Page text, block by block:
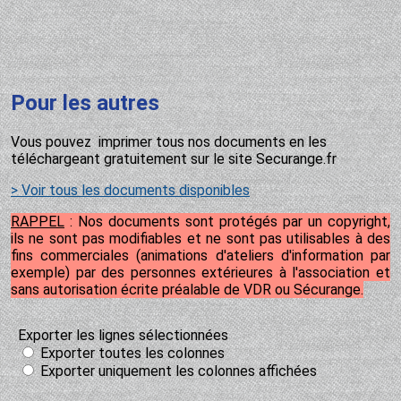
Pour les autres
Vous pouvez imprimer tous nos documents en les
téléchargeant gratuitement sur le site Securange.fr
> Voir tous les documents disponibles
RAPPEL : Nos documents sont protégés par un copyright,
ils ne sont pas modifiables et ne sont pas utilisables à des
fins commerciales (animations d'ateliers d'information par
exemple) par des personnes extérieures à l'association et
sans autorisation écrite préalable de VDR ou Sécurange.